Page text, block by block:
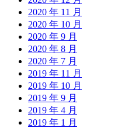
2020 年 11 月
2020 年 10 月
2020 年 9 月
2020 年 8 月
2020 年 7 月
2019 年 11 月
2019 年 10 月
2019 年 9 月
2019 年 4 月
2019 年 1 月